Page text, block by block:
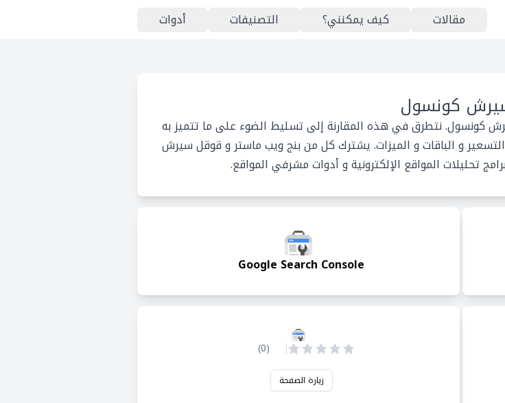
مقالات كيف يمكنني؟ التصنيفات أدوات
كونسول
كونسول. نتطرق في هذه المقارنة إلى تسليط الضوء على ما تتميز به
و الباقات و الميزات. يشترك كل من بنج ويب ماستر و قوقل سيرش
تحليلات المواقع الإلكترونية و أدوات مشرفي المواقع.
Google Search Console
(
0
)
زيارة الصفحة